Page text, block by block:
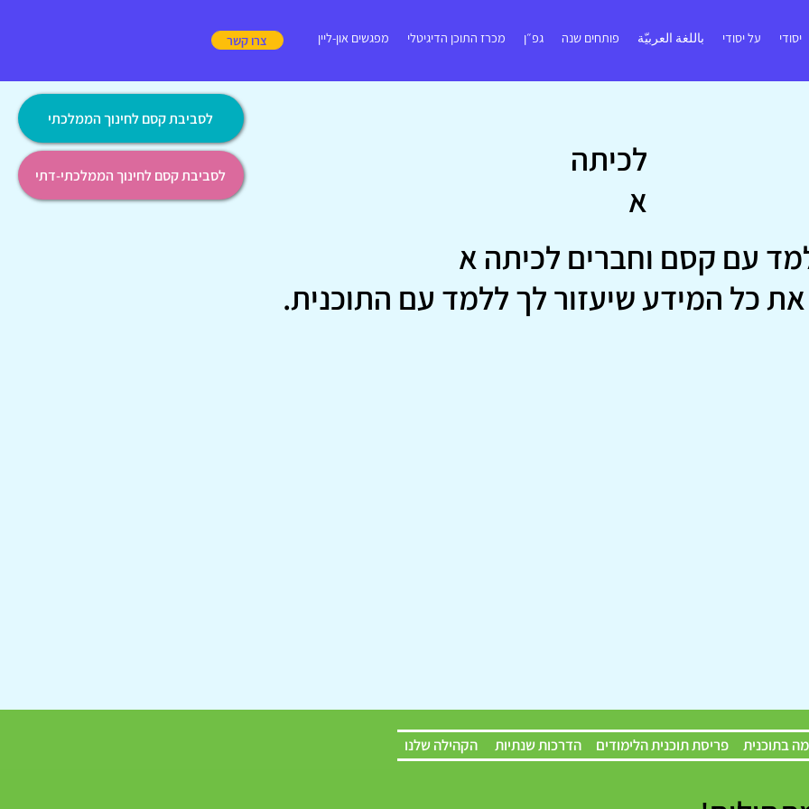
צרו קשר יסודי על יסודי باللغة العربيّة פותחים שנה גפ״ן מכרז התוכן הדיגיטלי מפגשים און-ליין
לכיתה
א
עם קסם וחברים לכיתה א
את כל המידע שיעזור לך ללמד עם התוכנית.
מה בתוכנית פריסת תוכנית הלימודים הדרכות שנתיות הקהילה שלנו
לסביבת קסם לחינוך הממלכתי
לסביבת קסם לחינוך הממלכתי-דתי